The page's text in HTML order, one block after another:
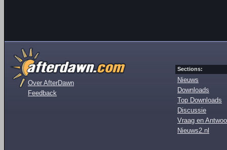
Over AfterDawn
Feedback
Sections:
Nieuws
Downloads
Top Downloads
Discussie
Vraag en
Nieuws2.nl